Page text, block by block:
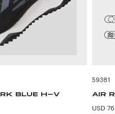
BLUE H-V
59381
AIR
USD 76